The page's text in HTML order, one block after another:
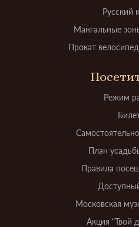
Русский
Мангальные
Прокат
Режим
План
Правила
Московская
Акция "Твой